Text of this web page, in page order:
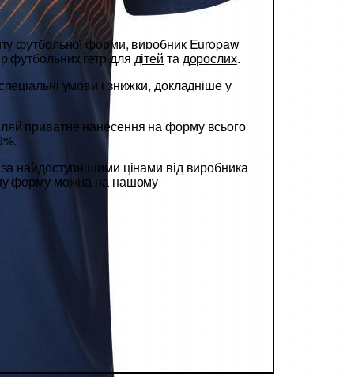
футбольної форми, виробник Europaw
футбольних гетр для дітей тадорослих.
умови і знижки, докладніше у
приватне нанесення на форму всього
найдоступнішими цінами від виробника
форму можна на нашому